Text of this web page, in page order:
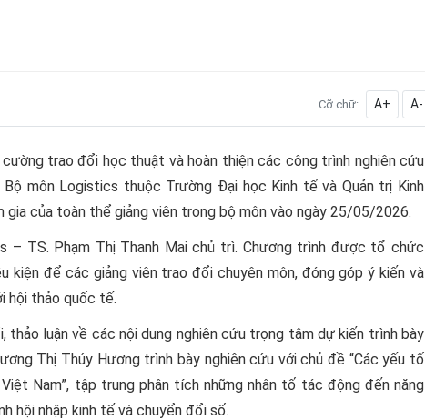
Cỡ chữ: A+ A-
trao đổi học thuật và hoàn thiện các công trình nghiên cứu
môn Logistics thuộc Trường Đại học Kinh tế và Quản trị Kinh
của toàn thể giảng viên trong bộ môn vào ngày 25/05/2026.
– TS. Phạm Thị Thanh Mai chủ trì. Chương trình được tổ chức
kiện để các giảng viên trao đổi chuyên môn, đóng góp ý kiến và
hội thảo quốc tế.
luận về các nội dung nghiên cứu trọng tâm dự kiến trình bày
Thị Thúy Hương trình bày nghiên cứu với chủ đề “Các yếu tố
Nam”, tập trung phân tích những nhân tố tác động đến năng
hội nhập kinh tế và chuyển đổi số.